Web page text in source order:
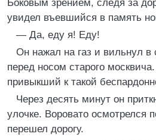
Боковым зрением, следя за
увидел въевшийся в память
— Да, еду я! Еду!
Он нажал на газ и вильнул в
перед носом старого
привыкший к такой
Через десять минут он
улочке. Воровато осмотрелся
перешел дорогу.